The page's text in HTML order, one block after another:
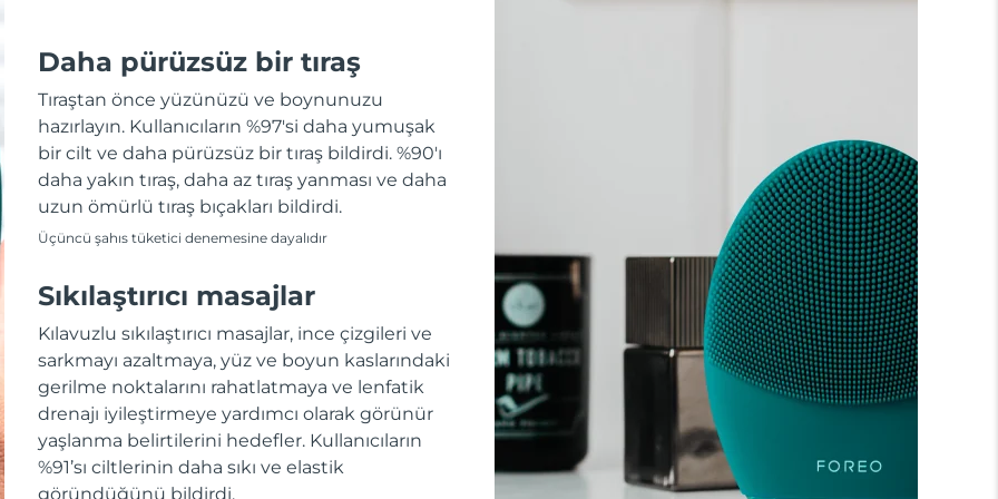
Daha pürüzsüz bir tıraş
Tıraştan önce yüzünüzü ve boynunuzu
hazırlayın. Kullanıcıların %97'si daha yumuşak
bir cilt ve daha pürüzsüz bir tıraş bildirdi. %90'ı
daha yakın tıraş, daha az tıraş yanması ve daha
uzun ömürlü tıraş bıçakları bildirdi.
Üçüncü şahıs tüketici denemesine dayalıdır
Sıkılaştırıcı masajlar
Kılavuzlu sıkılaştırıcı masajlar, ince çizgileri ve
sarkmayı azaltmaya, yüz ve boyun kaslarındaki
gerilme noktalarını rahatlatmaya ve lenfatik
drenajı iyileştirmeye yardımcı olarak görünür
yaşlanma belirtilerini hedefler. Kullanıcıların
%91’sı ciltlerinin daha sıkı ve elastik
göründüğünü bildirdi.